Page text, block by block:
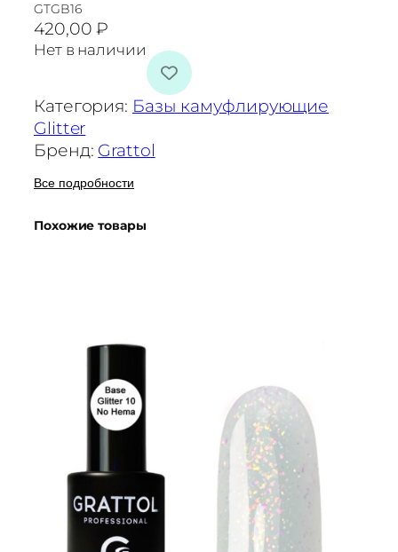
GTGB16
420,00₽
Нет в наличии
Категория: Базы камуфлирующие
Glitter
Бренд: Grattol
Все подробности
Похожие товары